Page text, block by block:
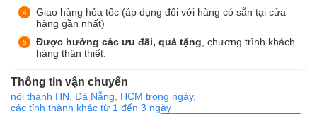
Giao hàng hỏa tốc (áp dụng đối với hàng có sẵn tại cửa
hàng gần nhất)
Được hưởng các ưu đãi, quà tặng , chương trình khách
hàng thân thiết.
Thông tin vận chuyển
nội thành HN, Đà Nẵng, HCM trong ngày,
các tỉnh thành khác từ 1 đến 3 ngày